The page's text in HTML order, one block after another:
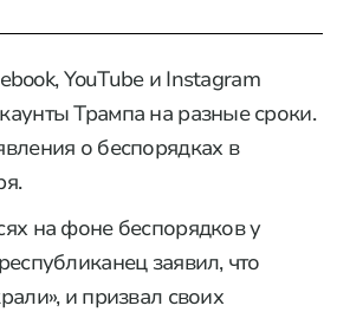
YouTube и Instagram
Трампа на разные сроки.
о беспорядках в
на фоне беспорядков у
заявил, что
и призвал своих